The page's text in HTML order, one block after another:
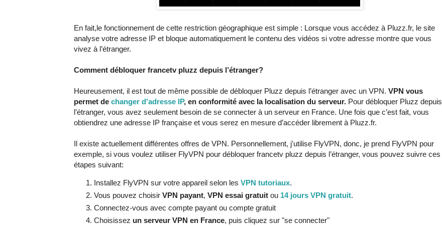
En fait,le fonctionnement de cette restriction géographique est simple : Lorsque vous accédez à Pluzz.fr, le site
analyse votre adresse IP et bloque automatiquement le contenu des vidéos si votre adresse montre que vous
vivez à l’étranger.
Comment débloquer francetv pluzz depuis l’étranger?
Heureusement, il est tout de même possible de débloquer Pluzz depuis l’étranger avec un VPN. VPN vous
permet de changer d'adresse IP, en conformité avec la localisation du serveur. Pour débloquer Pluzz depuis
l’étranger, vous avez seulement besoin de se connecter à un serveur en France. Une fois que c’est fait, vous
obtiendrez une adresse IP française et vous serez en mesure d’accéder librement à Pluzz.fr.
Il existe actuellement différentes offres de VPN. Personnellement, j'utilise FlyVPN, donc, je prend FlyVPN pour
exemple, si vous voulez utiliser FlyVPN pour débloquer francetv pluzz depuis l’étranger, vous pouvez suivre ces
étapes suivant:
Installez FlyVPN sur votre appareil selon les VPN tutoriaux.
Vous pouvez choisir VPN payant, VPN essai gratuit ou 14 jours VPN gratuit.
Connectez-vous avec compte payant ou compte gratuit
Choisissez un serveur VPN en France, puis cliquez sur "se connecter"